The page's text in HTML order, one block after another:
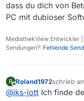
dass du dich von
PC mit dubioser
MediathekView Entwickler |
Sendungen?: Fehlende
R
Offline
Roland1972schrieb
zuletzt
@iks-jott Ich finde